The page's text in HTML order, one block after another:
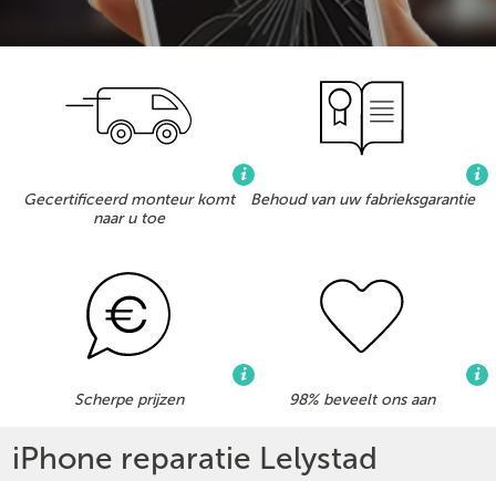
Gecertificeerd monteur komt
naar u toe
Behoud van uw fabrieksgarantie
Scherpe prijzen 98% beveelt ons aan
iPhone reparatie Lelystad